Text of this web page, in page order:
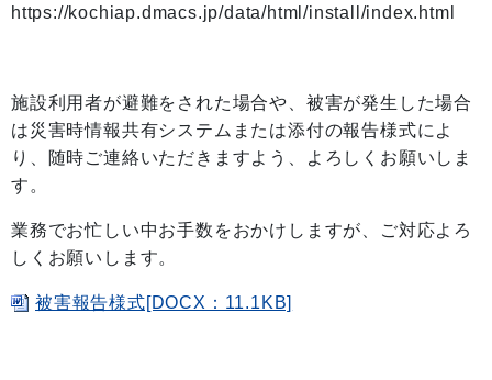
https://kochiap.dmacs.jp/data/html/install/index.html
施設利用者が避難をされた場合や、被害が発生した場合
は災害時情報共有システムまたは添付の報告様式によ
り、随時ご連絡いただきますよう、よろしくお願いしま
す。
業務でお忙しい中お手数をおかけしますが、ご対応よろ
しくお願いします。
被害報告様式[DOCX：11.1KB]